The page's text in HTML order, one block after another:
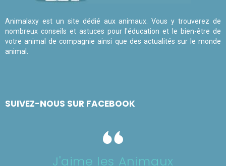
Animalaxy est un site dédié aux animaux. Vous y trouverez de
nombreux conseils et astuces pour l'éducation et le bien-être de
votre animal de compagnie ainsi que des actualités sur le monde
animal.
SUIVEZ-NOUS SUR FACEBOOK
J'aime les Animaux